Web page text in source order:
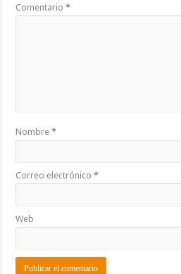
Comentario*
Nombre*
Correo electrónico*
Web